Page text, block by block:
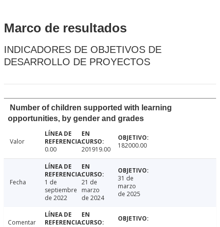
Marco de resultados
INDICADORES DE OBJETIVOS DE
DESARROLLO DE PROYECTOS
Number of children supported with learning
opportunities, by gender and grades
Valor
0.00
201919.00 182000.00
Fecha
1 de
septiembre
de 2022
21 de
marzo
de 2024
31 de
marzo
de 2025
Comentar